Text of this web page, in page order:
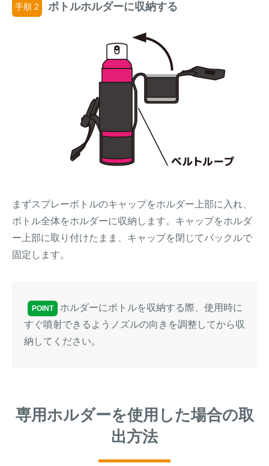
手順 2 ボトルホルダーに収納する
まずスプレーボトルのキャップをホルダー上部に入れ、
ボトル全体をホルダーに収納します。キャップをホルダ
ー上部に取り付けたまま、キャップを閉じてバックルで
固定します。
POINT
ホルダーにボトルを収納する際、使用時に
すぐ噴射できるようノズルの向きを調整してから収
納してください。
専用ホルダーを使用した場合の取
出方法